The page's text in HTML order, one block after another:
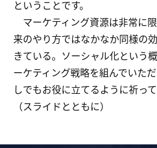
ということです。
マーケティング資源は非常に
来のやり方ではなかなか同様の
きている。ソーシャル化という
ーケティング戦略を組んでいた
しでもお役に立てるように祈って
（スライドとともに）